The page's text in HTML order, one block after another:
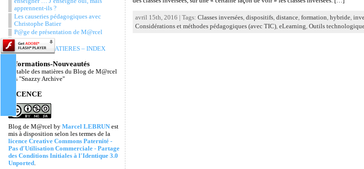
apprennent-ils ?
Les causeries pédagogiques avec
Christophe Batier
P@ge de présentation de M@rcel
Snazzy Archive
TABLE DES MATIERES – INDEX
Informations-Nouveautés
La table des matières du Blog de M@rcel
Les "Snazzy Archive"
LICENCE
Blog de M@rcelby Marcel LEBRUNest
mis à disposition selon les termes de la
licence Creative Commons Paternité -
Pas d'Utilisation Commerciale - Partage
des Conditions Initiales à l'Identique 3.0
Unported.
avril 15th, 2016 | Tags: Classes inversées, dispositifs, distance, formation hybride,
Considérations et méthodes pédagogiques (avec TIC), eLearning Outils